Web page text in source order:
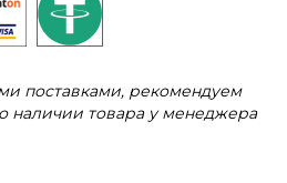
поставками, рекомендуем
наличии товара у менеджера